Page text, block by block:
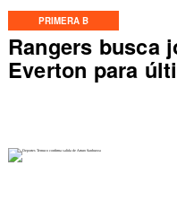
PRIMERA B
Rangers busca
Everton para